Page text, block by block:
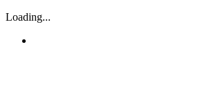
Loading...